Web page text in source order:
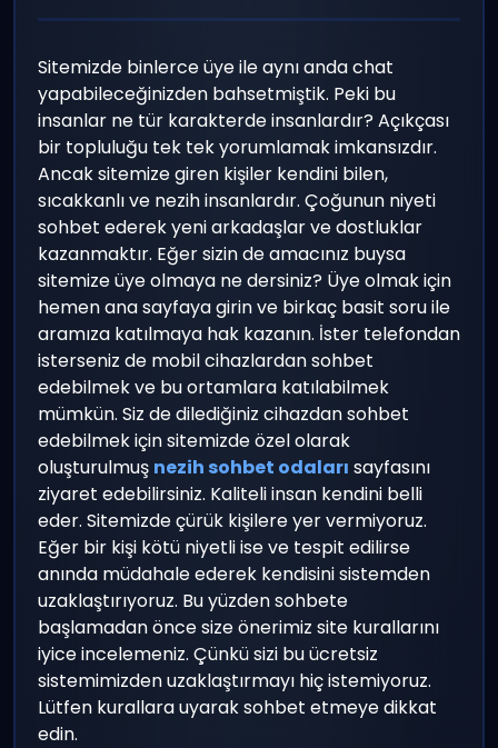
Sitemizde binlerce üye ile aynı anda chat
yapabileceğinizden bahsetmiştik. Peki bu
insanlar ne tür karakterde insanlardır? Açıkçası
bir topluluğu tek tek yorumlamak imkansızdır.
Ancak sitemize giren kişiler kendini bilen,
sıcakkanlı ve nezih insanlardır. Çoğunun niyeti
sohbet ederek yeni arkadaşlar ve dostluklar
kazanmaktır. Eğer sizin de amacınız buysa
sitemize üye olmaya ne dersiniz? Üye olmak için
hemen ana sayfaya girin ve birkaç basit soru ile
aramıza katılmaya hak kazanın. İster telefondan
isterseniz de mobil cihazlardan sohbet
edebilmek ve bu ortamlara katılabilmek
mümkün. Siz de dilediğiniz cihazdan sohbet
edebilmek için sitemizde özel olarak
oluşturulmuş nezih sohbet odaları sayfasını
ziyaret edebilirsiniz. Kaliteli insan kendini belli
eder. Sitemizde çürük kişilere yer vermiyoruz.
Eğer bir kişi kötü niyetli ise ve tespit edilirse
anında müdahale ederek kendisini sistemden
uzaklaştırıyoruz. Bu yüzden sohbete
başlamadan önce size önerimiz site kurallarını
iyice incelemeniz. Çünkü sizi bu ücretsiz
sistemimizden uzaklaştırmayı hiç istemiyoruz.
Lütfen kurallara uyarak sohbet etmeye dikkat
edin.